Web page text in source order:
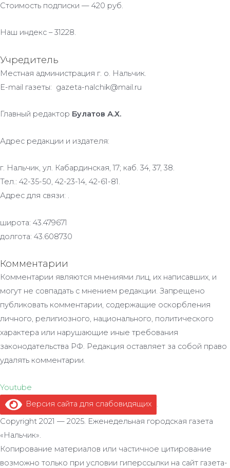
Стоимость подписки — 420 руб.
Наш индекс – 31228.
Учредитель
Местная администрация г. о. Нальчик.
E-mail газеты: gazeta-nalchik@mail.ru
Главный редактор Булатов А.Х.
Адрес редакции и издателя:
г. Нальчик, ул. Кабардинская, 17; каб. 34, 37, 38.
Тел.: 42-35-50, 42-23-14, 42-61-81.
Адрес для связи: .
широта: 43.479671
долгота: 43.608730
Комментарии
Комментарии являются мнениями лиц, их написавших, и
могут не совпадать с мнением редакции. Запрещено
публиковать комментарии, содержащие оскорбления
личного, религиозного, национального, политического
характера или нарушающие иные требования
законодательства РФ. Редакция оставляет за собой право
удалять комментарии.
Youtube
Версия сайта для слабовидящих
.
Copyright 2021 — 2025. Еженедельная городская газета
«Нальчик».
Копирование материалов или частичное цитирование
возможно только при условии гиперссылки на сайт газета-